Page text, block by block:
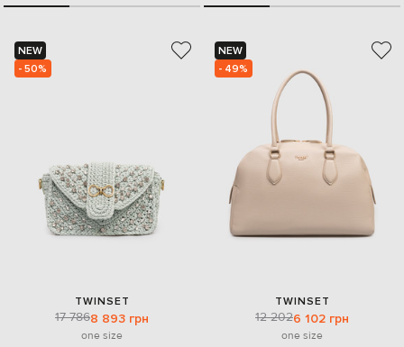
NEW
- 50%
TWINSET
17 7868 893 грн
one size
NEW
- 49%
TWINSET
12 2026 102 грн
one size